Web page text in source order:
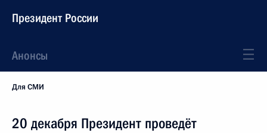
Президент России
Анонсы
Для СМИ
20 декабря Президент проведёт